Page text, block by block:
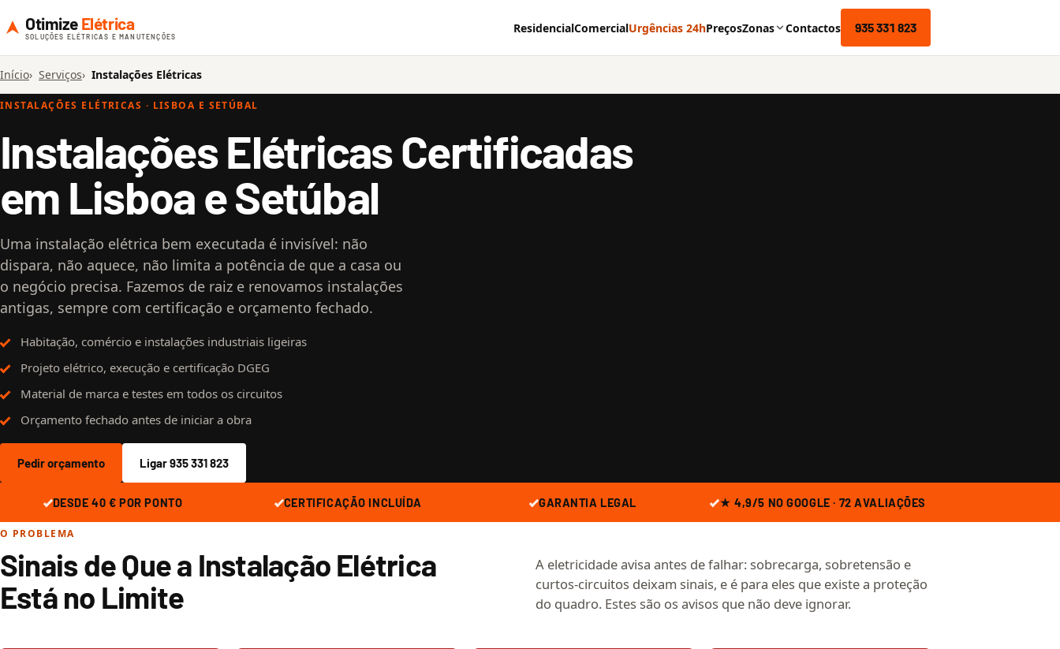
Otimize Elétrica
SOLUÇÕES ELÉTRICAS E MANUTENÇÕES
ResidencialComercialUrgências 24hPreçosZonas Contactos 935 331 823
Início Serviços Instalações Elétricas
INSTALAÇÕES ELÉTRICAS · LISBOA E SETÚBAL
Instalações Elétricas Certificadas
em Lisboa e Setúbal
Uma instalação elétrica bem executada é invisível: não
dispara, não aquece, não limita a potência de que a casa ou
o negócio precisa. Fazemos de raiz e renovamos instalações
antigas, sempre com certificação e orçamento fechado.
Habitação, comércio e instalações industriais ligeiras
Projeto elétrico, execução e certificação DGEG
Material de marca e testes em todos os circuitos
Orçamento fechado antes de iniciar a obra
Pedir orçamento Ligar 935 331 823
DESDE 40 € POR PONTO CERTIFICAÇÃO INCLUÍDA GARANTIA LEGAL ★ 4,9/5 NO GOOGLE · 72 AVALIAÇÕES
O PROBLEMA
Sinais de Que a Instalação Elétrica
Está no Limite
A eletricidade avisa antes de falhar: sobrecarga, sobretensão e
curtos-circuitos deixam sinais, e é para eles que existe a proteção
do quadro. Estes são os avisos que não deve ignorar.